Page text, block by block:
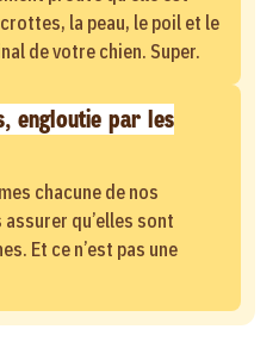
la peau, le poil et le
de votre chien. Super.
engloutie par les
chacune de nos
qu’elles sont
Et ce n’est pas une